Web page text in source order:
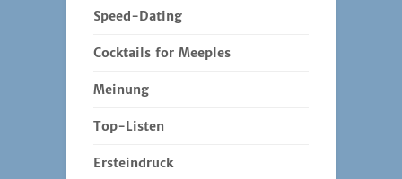
Speed-Dating
Cocktails for Meeples
Meinung
Top-Listen
Ersteindruck